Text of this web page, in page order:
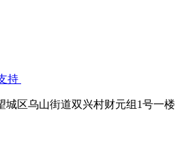
持
城区乌山街道双兴村财元组1号一楼